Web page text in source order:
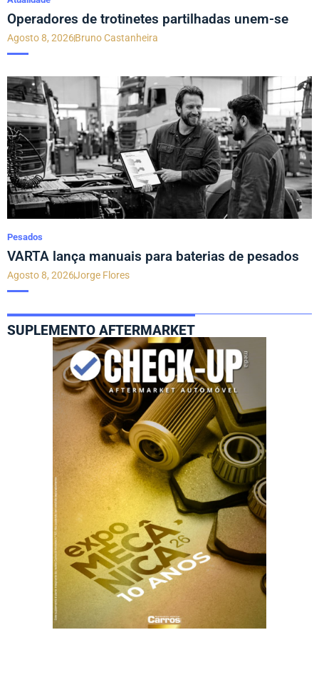
Operadores de trotinetes partilhadas unem-se
Agosto 8, 2026Bruno Castanheira
Pesados
VARTA lança manuais para baterias de pesados
Agosto 8, 2026Jorge Flores
SUPLEMENTO AFTERMARKET